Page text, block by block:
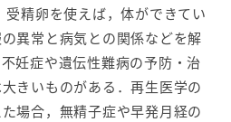
精卵を使えば，体ができてい
異常と病気との関係などを解
妊症や遺伝性難病の予防・治
きいものがある．再生医学の
場合，無精子症や早発月経の